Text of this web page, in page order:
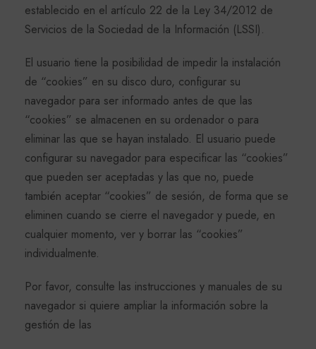
establecido en el artículo 22 de la Ley 34/2012 de
Servicios de la Sociedad de la Información (LSSI).
El usuario tiene la posibilidad de impedir la instalación
de “cookies” en su disco duro, configurar su
navegador para ser informado antes de que las
“cookies” se almacenen en su ordenador o para
eliminar las que se hayan instalado. El usuario puede
configurar su navegador para especificar las “cookies”
que pueden ser aceptadas y las que no, puede
también aceptar “cookies” de sesión, de forma que se
eliminen cuando se cierre el navegador y puede, en
cualquier momento, ver y borrar las “cookies”
individualmente.
Por favor, consulte las instrucciones y manuales de su
navegador si quiere ampliar la información sobre la
gestión de las